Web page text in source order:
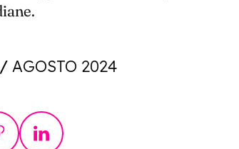
/ AGOSTO 2024